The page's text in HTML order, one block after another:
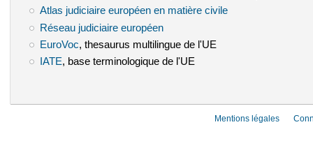
Atlas judiciaire européen en matière civile(le lien est externe)
Réseau judiciaire européen(le lien est externe)
EuroVoc(le lien est externe)
, thesaurus multilingue de l'UE
IATE(le lien est externe)
, base terminologique de l'UE
Mentions légales